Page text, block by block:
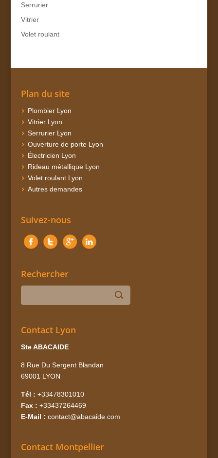
Serrurier
Vitrier
Volet roulant
Plan du site
Plombier Lyon
Vitrier Lyon
Serrurier Lyon
Ouverture de porte Lyon
Électricien Lyon
Rideau métallique Lyon
Volet roulant Lyon
Autres demandes
Suivez-nous
Rechercher
Contact Lyon
Ste ABACAIDE
8 Rue Du Sergent Blandan
69001 LYON
Tél : +33478301010
Fax : +33437264469
E-Mail : contact@abacaide.com
Contact Montpellier